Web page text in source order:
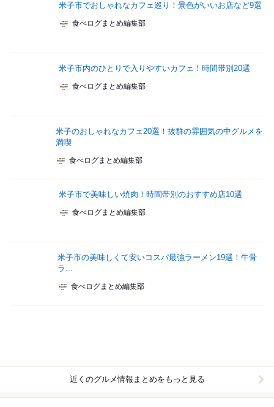
米子市でおしゃれなカフェ巡り！景色がいいお店など9選
食べログまとめ編集部
米子市内のひとりで入りやすいカフェ！時間帯別20選
食べログまとめ編集部
米子のおしゃれなカフェ20選！抜群の雰囲気の中グルメを
満喫
食べログまとめ編集部
米子市で美味しい焼肉！時間帯別のおすすめ店10選
食べログまとめ編集部
米子市の美味しくて安いコスパ最強ラーメン19選！牛骨
ラ...
食べログまとめ編集部
近くのグルメ情報まとめをもっと見る